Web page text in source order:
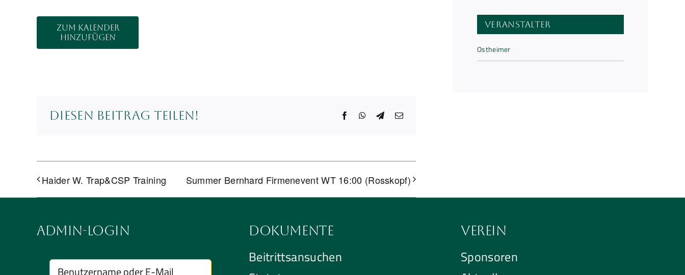
Zum Kalender
hinzufügen
Diesen Beitrag teilen! FacebookWhatsApp
Telegram
E-
Haider W. Trap&CSP Training Summer Bernhard Firmenevent WT 16:00 (Rosskopf)
Veranstalter
Ostheimer
Admin-Login Dokumente
Beitrittsansuchen
Verein
Sponsoren